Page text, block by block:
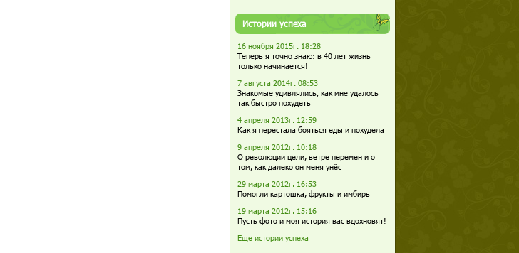
Истории успеха
16 ноября 2015г. 18:28
Теперь я точно знаю: в 40 лет жизнь
только начинается!
7 августа 2014г. 08:53
Знакомые удивлялись, как мне удалось
так быстро похудеть
4 апреля 2013г. 12:59
Как я перестала бояться еды и похудела
9 апреля 2012г. 10:18
О революции цели, ветре перемен и о
том, как далеко он меня унёс
29 марта 2012г. 16:53
Помогли картошка, фрукты и имбирь
19 марта 2012г. 15:16
Пусть фото и моя история вас вдохновят!
Еще истории успеха